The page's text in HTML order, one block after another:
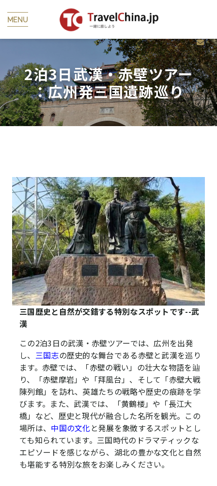
MENU
2泊3日武漢・赤壁ツアー​
：広州発三国遺跡巡り
三国歴史と自然が交錯する特別なスポットです--武
漢
この2泊3日の武漢・赤壁ツアーでは、広州を出発
し、 三国志の歴史的な舞台である赤壁と武漢を巡り
ます。赤壁では、「赤壁の戦い」の壮大な物語を辿
り、「赤壁摩岩」や「拜風台」、そして「赤壁大戦
陳列館」を訪れ、英雄たちの戦略や歴史の痕跡を学
びます。また、武漢では、「黄鶴楼」や「長江大
橋」など、歴史と現代が融合した名所を観光。この
場所は、 中国の文化 と発展を象徴するスポットとし
ても知られています。三国時代のドラマティックな
エピソードを感じながら、湖北の豊かな文化と自然
も堪能する特別な旅をお楽しみください。